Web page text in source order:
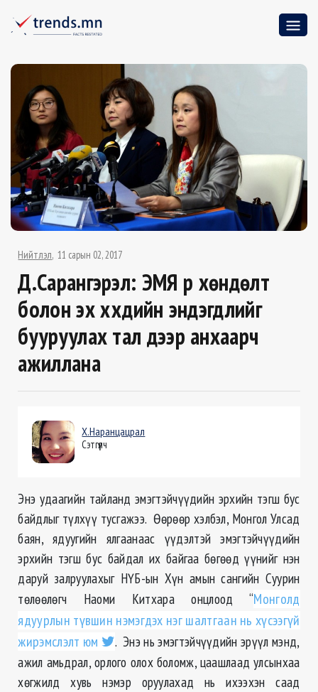
Нийтлэл 11 сарын 02, 2017
Д.Сарангэрэл: ЭМЯ үр хөндөлт
болон эх хүүхдийн эндэгдлийг
бууруулах тал дээр анхаарч
ажиллана
Х.Наранцацрал
Сэтгүүлч
Энэ удаагийн тайланд эмэгтэйчүүдийн эрхийн тэгш бус
байдлыг түлхүү тусгажээ. Өөрөөр хэлбэл, Монгол Улсад
баян, ядуугийн ялгаанаас үүдэлтэй эмэгтэйчүүдийн
эрхийн тэгш бус байдал их байгаа бөгөөд үүнийг нэн
даруй залруулахыг НҮБ-ын Хүн амын сангийн Суурин
төлөөлөгч Наоми Китхара онцлоод “Монголд
ядуурлын түвшин нэмэгдэх нэг шалтгаан нь хүсээгүй
жирэмслэлт юм
. Энэ нь эмэгтэйчүүдийн эрүүл мэнд,
ажил амьдрал, орлого олох боломж, цаашлаад улсынхаа
хөгжилд хувь нэмэр оруулахад нь ихээхэн саад